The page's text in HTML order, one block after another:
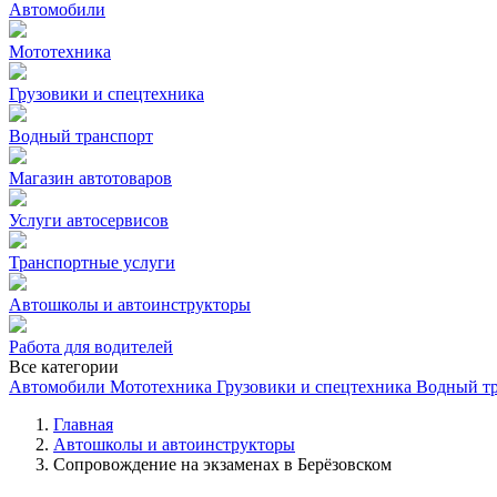
Автомобили
Мототехника
Грузовики и спецтехника
Водный транспорт
Магазин автотоваров
Услуги автосервисов
Транспортные услуги
Автошколы и автоинструкторы
Работа для водителей
Все категории
Автомобили Мототехника Грузовики и спецтехника Водный
Главная
Автошколы и автоинструкторы
Сопровождение на экзаменах в Берёзовском